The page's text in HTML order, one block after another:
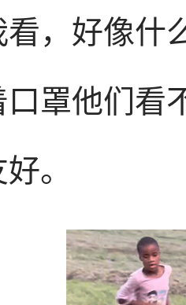
看，好像什
口罩他们看
。